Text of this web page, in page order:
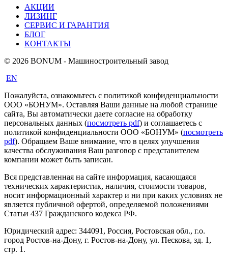
АКЦИИ
ЛИЗИНГ
СЕРВИС И ГАРАНТИЯ
БЛОГ
КОНТАКТЫ
© 2026 BONUM - Машиностроительный завод
EN
Пожалуйста, ознакомьтесь с политикой конфиденциальности
ООО «БОНУМ». Оставляя Ваши данные на любой странице
сайта, Вы автоматически даете согласие на обработку
персональных данных (посмотреть pdf) и соглашаетесь с
политикой конфиденциальности ООО «БОНУМ» (посмотреть
pdf). Обращаем Ваше внимание, что в целях улучшения
качества обслуживания Ваш разговор с представителем
компании может быть записан.
Вся представленная на сайте информация, касающаяся
технических характеристик, наличия, стоимости товаров,
носит информационный характер и ни при каких условиях не
является публичной офертой, определяемой положениями
Статьи 437 Гражданского кодекса РФ.
Юридический адрес: 344091, Россия, Ростовская обл., г.о.
город Ростов-на-Дону, г. Ростов-на-Дону, ул. Пескова, зд. 1,
стр. 1.